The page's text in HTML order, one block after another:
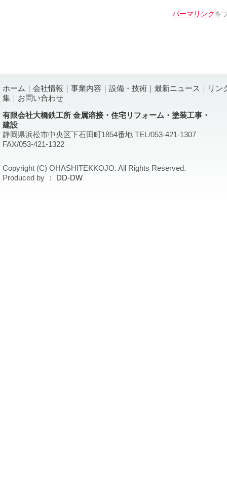
パーマリンク を
ホーム 会社情報 事業内容 設備・技術 最新ニュース
リン
集
お問い合わせ
有限会社大橋鉄工所 金属溶接・住宅リフォーム・塗装工事・
建設
静岡県浜松市中央区下石田町1854番地 TEL/053-421-1307
FAX/053-421-1322
Copyright (C) OHASHITEKKOJO. All Rights Reserved.
Produced by ：
DD-DW